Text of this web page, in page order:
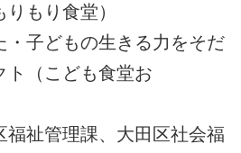
りもり食堂）
子どもの生きる力をそだ
ト（こども食堂お
祉管理課、大田区社会福